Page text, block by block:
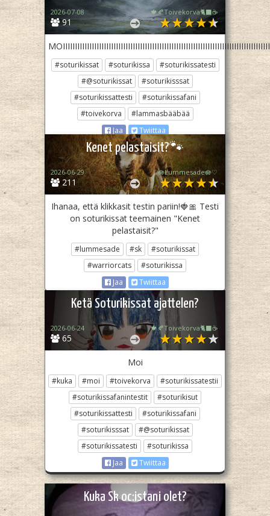
91
2026-07-08 🍁🍂Toivekorva🐈‍⬛☕
#soturikissat #soturikissa
#soturikissatesti
#@soturikissat
#soturikisssat
#soturikissattesti
#soturikissafani
#toivekorva
#lammasbääbää
Jaa
Twiittaa
Kenet pelastaisit?🐾
211
2026-06-29 ♡🪷Lummesade🪷♡
Ihanaa, että klikkasit testin pariin!🍓🎀 Testi
on soturikissat teemainen "Kenet
pelastaisit?"
#lummesade #sk
#soturikissat
#warriorcats
#soturikissa
Jaa
Twiittaa
Ketä Soturikissat ajattelen?
65
2026-06-24 🍁🍂Toivekorva🐈‍⬛☕
Moi
#kuka #moi #toivekorva
#soturikissatestii
#soturikissafanintestit
#soturikisut
#soturikissattesti
#soturikissafani
#soturikisssat
#@soturikissat
#soturikissatesti
#soturikissa
Jaa
Twiittaa
Kuka Sk oc:istani olet?